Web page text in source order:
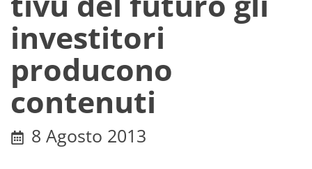
investitori
producono
contenuti
8 Agosto 2013